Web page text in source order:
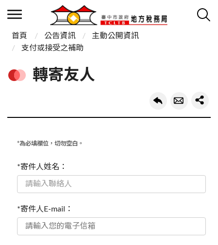
首頁 公告資訊
主動公開資訊
支付或接受之補助
轉寄友人
*為必填欄位，切勿空白。
*寄件人姓名：
*寄件人E-mail：